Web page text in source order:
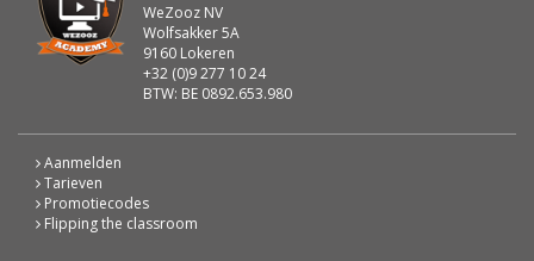
WeZooz NV
Wolfsakker 5A
9160 Lokeren
+32 (0)9 277 10 24
BTW: BE 0892.653.980
Aanmelden
Tarieven
Promotiecodes
Flipping the classroom